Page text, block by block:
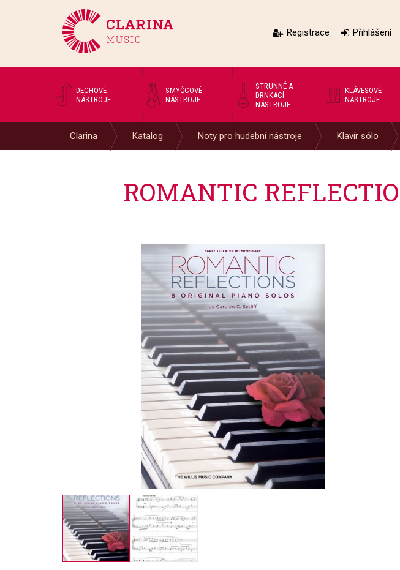
Registrace Přihlášení
DECHOVÉ
NÁSTROJE
SMYČCOVÉ
NÁSTROJE
STRUNNÉ A
DRNKACÍ
NÁSTROJE
KLÁVESOVÉ
NÁSTROJE
Clarina Katalog Noty pro hudební nástroje Klavír sólo
ROMANTIC